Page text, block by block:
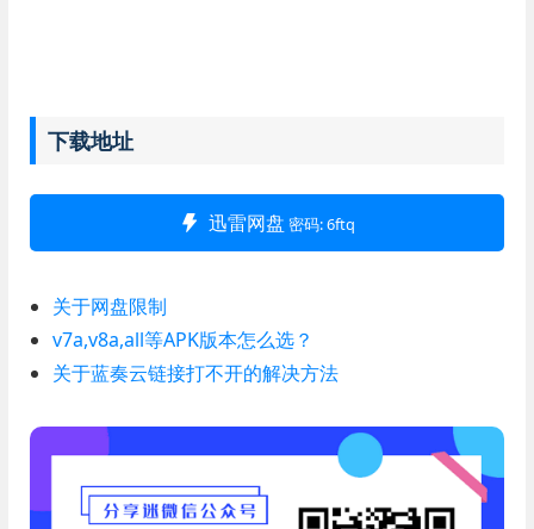
下载地址
迅雷网盘 密码: 6ftq
关于网盘限制
v7a,v8a,all等APK版本怎么选？
关于蓝奏云链接打不开的解决方法